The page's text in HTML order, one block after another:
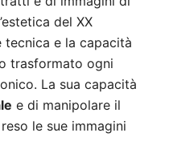
del XX
tecnica e la capacità
trasformato ogni
La sua capacità
e di manipolare il
le sue immagini